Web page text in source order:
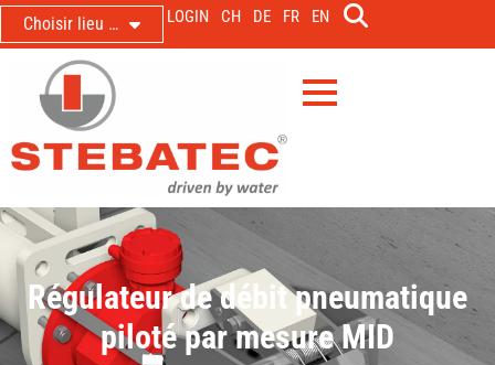
Choisir lieu … LOGIN CH DE FR EN
Régulateur de débit pneumatique
piloté par mesure MID